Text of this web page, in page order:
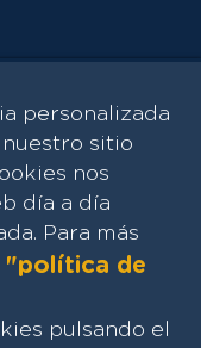
personalizada
sitio
nos
día a día
Para más
"política de
pulsando el